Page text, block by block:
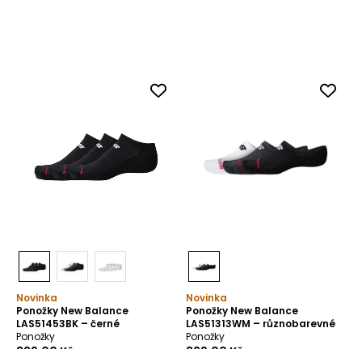
Novinka
Ponožky New Balance
LAS51453BK – černé
Ponožky
Novinka
Ponožky New Balance
LAS51313WM – různobarevné
Ponožky
Zásadami ochrany soukromí
uchovávání a přístupu ke cookies můžete
upravit ve svém prohlížeči. Pro akceptaci
této skutečnosti prosím klikněte na
SOUHLASÍM
UPRAVIT NASTAVENÍ COOKIES